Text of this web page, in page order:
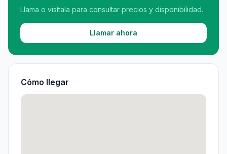
Llama o visítala para consultar precios y disponibilidad.
Llamar ahora
Cómo llegar